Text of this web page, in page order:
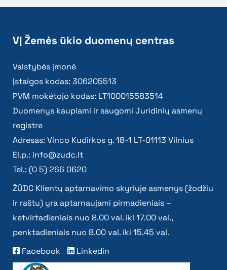
VĮ Žemės ūkio duomenų centras
Valstybės įmonė
Įstaigos kodas: 306205513
PVM mokėtojo kodas: LT100015583514
Duomenys kaupiami ir saugomi Juridinių asmenų
registre
Adresas: Vinco Kudirkos g. 18-1 LT-01113 Vilnius
El.p.: info@zudc.lt
Tel.: (0 5) 266 0620
ŽŪDC Klientų aptarnavimo skyriuje asmenys (žodžiu
ir raštu) yra aptarnaujami pirmadieniais –
ketvirtadieniais nuo 8.00 val. iki 17.00 val.,
penktadieniais nuo 8.00 val. iki 15.45 val.
Facebook
Linkedin